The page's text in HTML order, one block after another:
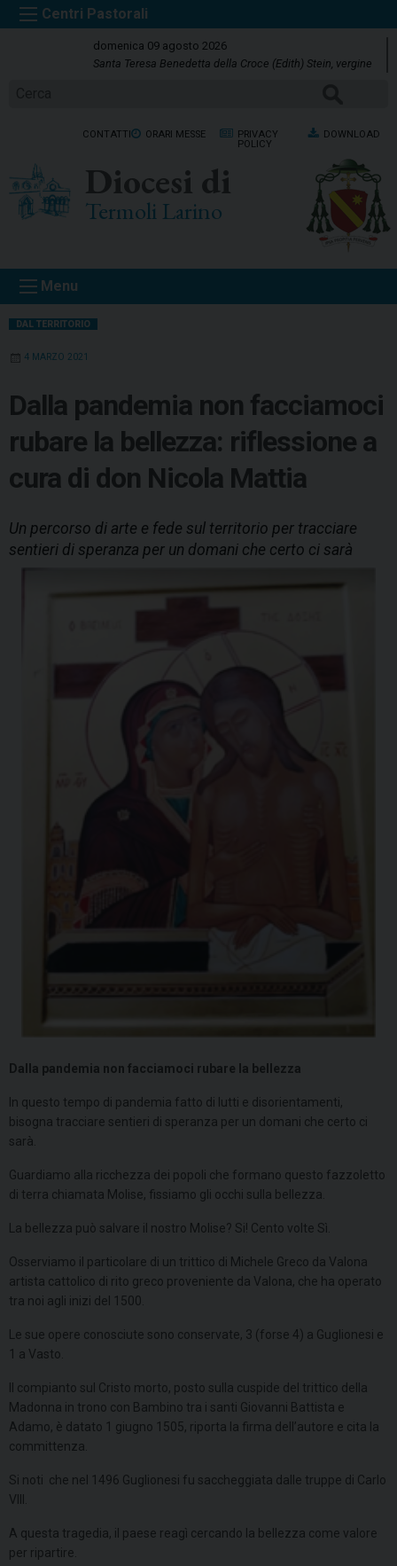
k
t
domenica 09 agosto 2026
Santa Teresa Benedetta della Croce (Edith) Stein, vergine
CONTATTI ORARI MESSE
PRIVACY
POLICY
DOWNLOAD
Diocesi di
Termoli Larino
Menu
DAL TERRITORIO
4 MARZO 2021
Dalla pandemia non facciamoci
rubare la bellezza: riflessione a
cura di don Nicola Mattia
Un percorso di arte e fede sul territorio per tracciare
sentieri di speranza per un domani che certo ci sarà
Dalla pandemia non facciamoci rubare la bellezza
In questo tempo di pandemia fatto di lutti e disorientamenti,
bisogna tracciare sentieri di speranza per un domani che certo ci
sarà.
Guardiamo alla ricchezza dei popoli che formano questo fazzoletto
di terra chiamata Molise, fissiamo gli occhi sulla bellezza.
La bellezza può salvare il nostro Molise? Si! Cento volte Sì.
Osserviamo il particolare di un trittico di Michele Greco da Valona
artista cattolico di rito greco proveniente da Valona, che ha operato
tra noi agli inizi del 1500.
Le sue opere conosciute sono conservate, 3 (forse 4) a Guglionesi e
1 a Vasto.
Il compianto sul Cristo morto, posto sulla cuspide del trittico della
Madonna in trono con Bambino tra i santi Giovanni Battista e
Adamo, è datato 1 giugno 1505, riporta la firma dell’autore e cita la
committenza.
Si noti che nel 1496 Guglionesi fu saccheggiata dalle truppe di Carlo
VIII.
A questa tragedia, il paese reagì cercando la bellezza come valore
per ripartire.